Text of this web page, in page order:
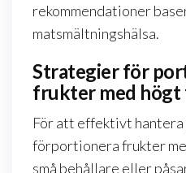
rekommendationer
matsmältningshälsa.
Strategier för
frukter med
För att effektivt
förportionera frukter
små behållare eller